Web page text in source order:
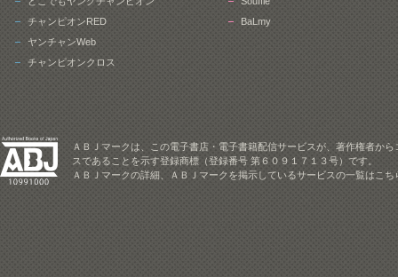
チャンピオンRED
ヤンチャンWeb
チャンピオンクロス
BaLmy
ＡＢＪマークは、この電子書店・電子書籍配信サービスが、著作権者か
スであることを示す登録商標（登録番号 第６０９１７１３号）です。
ＡＢＪマークの詳細、ＡＢＪマークを掲示しているサービスの一覧はこ